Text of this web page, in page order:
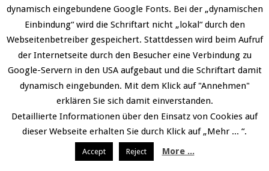
dynamisch eingebundene Google Fonts. Bei der „dynamischen
Einbindung“ wird die Schriftart nicht „lokal“ durch den
Webseitenbetreiber gespeichert. Stattdessen wird beim Aufruf
der Internetseite durch den Besucher eine Verbindung zu
Google-Servern in den USA aufgebaut und die Schriftart damit
dynamisch eingebunden. Mit dem Klick auf "Annehmen"
erklären Sie sich damit einverstanden.
Detaillierte Informationen über den Einsatz von Cookies auf
dieser Webseite erhalten Sie durch Klick auf „Mehr ... “.
Accept Reject More ...